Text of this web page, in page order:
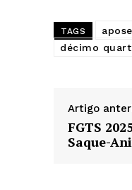
TAGS
décimo
Artigo
FGTS
Saque-